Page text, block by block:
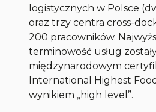
logistycznych w Polsce
oraz trzy centra cross-
200 pracowników.
terminowość usług
międzynarodowym
International Highest
wynikiem „high level”.